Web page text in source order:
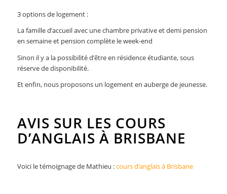
3 options de logement :
La famille d’accueil avec une chambre privative et demi pension
en semaine et pension complète le week-end
Sinon il y a la possibilité d’être en résidence étudiante, sous
réserve de disponibilité.
Et enfin, nous proposons un logement en auberge de jeunesse.
AVIS SUR LES COURS
D’ANGLAIS À BRISBANE
Voici le témoignage de Mathieu :cours d’anglais à Brisbane